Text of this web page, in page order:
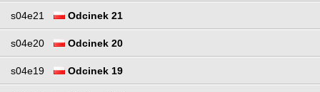
s04e21 Odcinek 21
s04e20 Odcinek 20
s04e19 Odcinek 19